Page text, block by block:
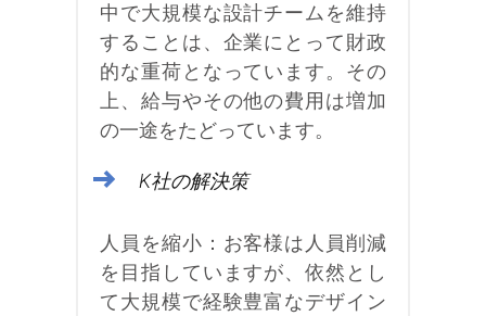
中で大規模な設計チームを維持
することは、企業にとって財政
的な重荷となっています。その
上、給与やその他の費用は増加
の一途をたどっています。
K社の解決策
人員を縮小：お客様は人員削減
を目指していますが、依然とし
て大規模で経験豊富なデザイン